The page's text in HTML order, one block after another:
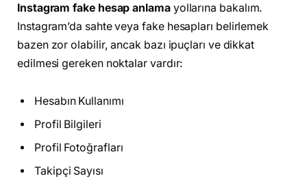
Instagram fake hesap anlamayollarına bakalım.
Instagram’da sahte veya fake hesapları belirlemek
bazen zor olabilir, ancak bazı ipuçları ve dikkat
edilmesi gereken noktalar vardır:
Hesabın Kullanımı
Profil Bilgileri
Profil Fotoğrafları
Takipçi Sayısı